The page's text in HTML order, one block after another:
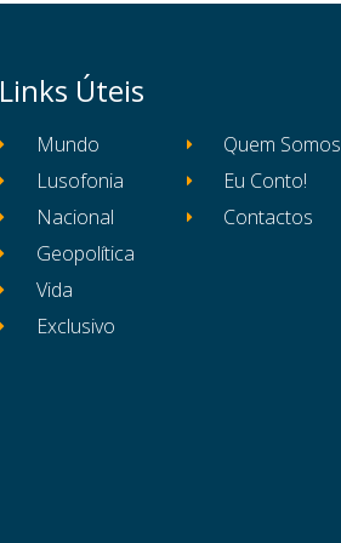
Links Úteis
Mundo
Lusofonia
Nacional
Geopolítica
Vida
Exclusivo
Quem Somos
Eu Conto!
Contactos